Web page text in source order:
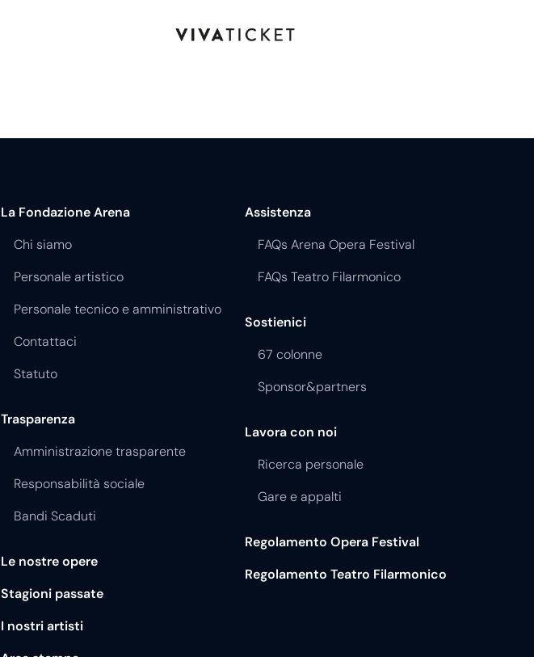
La Fondazione Arena
Chi siamo
Personale artistico
Personale tecnico e amministrativo
Contattaci
Statuto
Trasparenza
Amministrazione trasparente
Responsabilità sociale
Bandi Scaduti
Le nostre opere
Stagioni passate
I nostri artisti
Assistenza
FAQs Arena Opera Festival
FAQs Teatro Filarmonico
Sostienici
67 colonne
Sponsor&partners
Lavora con noi
Ricerca personale
Gare e appalti
Regolamento Opera Festival
Regolamento Teatro Filarmonico